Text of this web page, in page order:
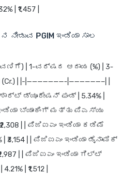
| ₹1,457 |
PGIM ಇಂಡಿಯಾ ಸಾಲ
| 1-ವರ್ಷದ ಆದಾಯ (%) | 3-
| |-|———————-|——————–| |
ಡ್ಯೂರೇಷನ್ ಫಂಡ್ | 5.34% |
ಬ್ಯಾಂಕಿಂಗ್ ಮತ್ತು ಪಿಎಸ್‌ಯು
₹2,308 | | ಪಿಜಿಐಎಂ ಇಂಡಿಯಾ ಕಡಿಮೆ
₹3,154 | | ಪಿಜಿಐಎಂ ಇಂಡಿಯಾ ಡೈನಾಮಿಕ್
| ₹2,987 | | ಪಿಜಿಐಎಂ ಇಂಡಿಯಾ ಗಿಲ್ಟ್
| ₹1,512 |